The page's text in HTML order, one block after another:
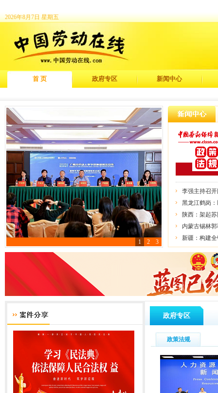
2026年8月7日 星期五
首 页 政府专区 新闻中心
1 2 3
李强主持召
黑龙江鹤岗
陕西：架起
内蒙古锡林
新疆：构建
政府专区
政策法规